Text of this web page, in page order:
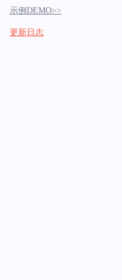
示例DEMO>>
更新日志